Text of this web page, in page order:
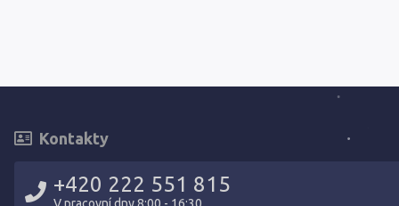
Kontakty
+420 222 551 815